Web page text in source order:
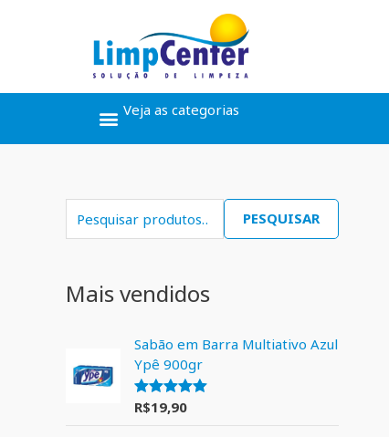
Veja as categorias
PESQUISAR
Mais vendidos
Sabão em Barra Multiativo Azul
Ypê 900gr
Avaliação
R$19,90